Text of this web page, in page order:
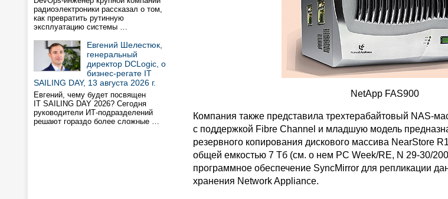
радиоэлектроники рассказал о том,
как превратить рутинную
эксплуатацию системы …
Евгений Шелестюк,
генеральный
директор DCLogic, о
бизнес-регате IT
SAILING DAY, 13 августа 2026 г.
Евгений, чему будет посвящен
IT SAILING DAY 2026? Сегодня
руководители ИТ-подразделений
решают гораздо более сложные …
NetApp FAS900
Компания также представила трехтерабайтовый NAS-
с поддержкой Fibre Channel и младшую модель
резервного копирования дискового массива NearStore
общей емкостью 7 Тб (см. о нем PC Week/RE, N 29-30/
программное обеспечение SyncMirror для репликации
хранения Network Appliance.